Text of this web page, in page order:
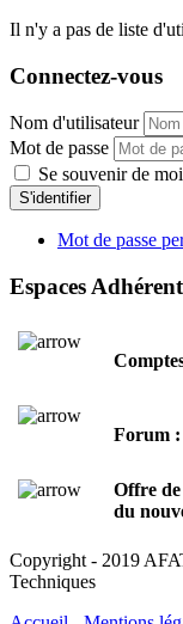
Il n'y a pas de liste
Connectez-vous
Nom d'utilisateur
Mot de passe
Se souvenir de moi
S'identifier
Mot de passe
Espaces
Forum :
Offre de
du
Copyright - 2019
Techniques